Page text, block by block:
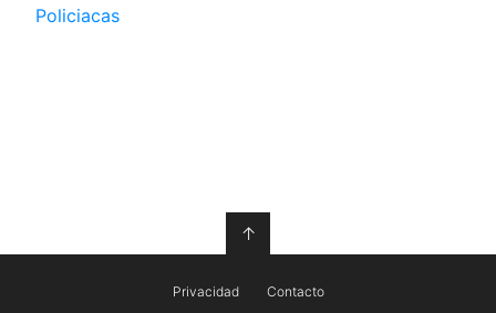
Respecto a
Policiacas
↑
Privacidad Contacto